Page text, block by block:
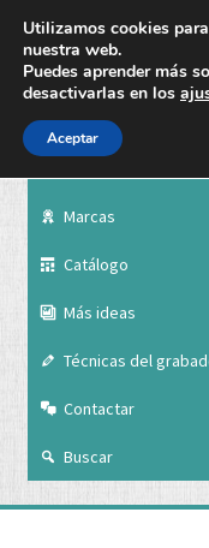
Marcas
Catálogo
Más ideas
Técnicas del
Contactar
Buscar
Nuestra empresa
Utilizamos cookies
nuestra web.
Puedes aprender más
desactivarlas en los
Aceptar